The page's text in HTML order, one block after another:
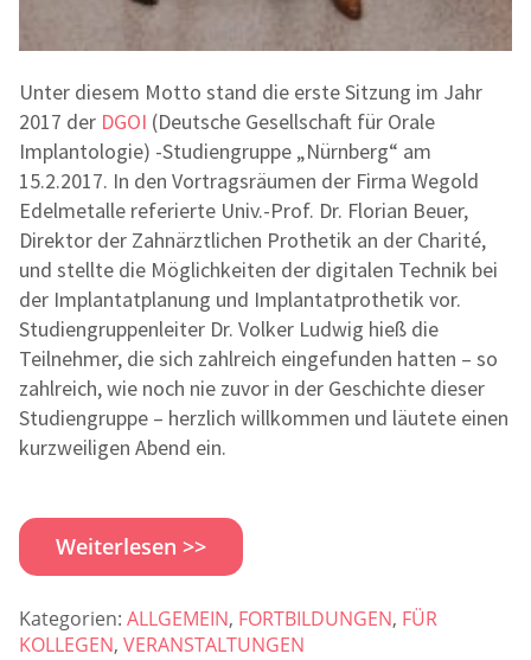
Unter diesem Motto stand die erste Sitzung im Jahr
2017 der DGOI (Deutsche Gesellschaft für Orale
Implantologie) -Studiengruppe „Nürnberg“ am
15.2.2017. In den Vortragsräumen der Firma Wegold
Edelmetalle referierte Univ.-Prof. Dr. Florian Beuer,
Direktor der Zahnärztlichen Prothetik an der Charité,
und stellte die Möglichkeiten der digitalen Technik bei
der Implantatplanung und Implantatprothetik vor.
Studiengruppenleiter Dr. Volker Ludwig hieß die
Teilnehmer, die sich zahlreich eingefunden hatten – so
zahlreich, wie noch nie zuvor in der Geschichte dieser
Studiengruppe – herzlich willkommen und läutete einen
kurzweiligen Abend ein.
Weiterlesen >>
Kategorien: ALLGEMEIN, FORTBILDUNGEN, FÜR
KOLLEGEN, VERANSTALTUNGEN